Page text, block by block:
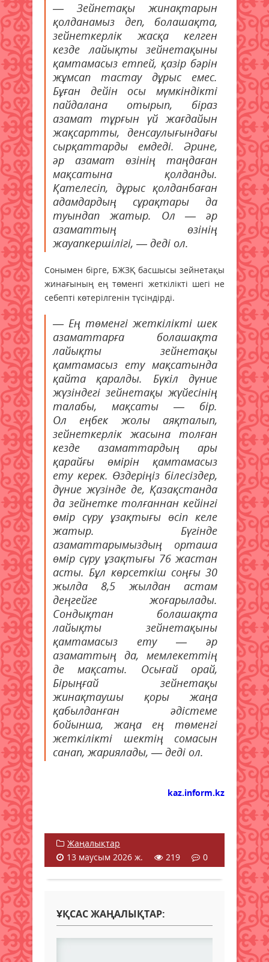
— Зейнетақы жинақтарын
қолданамыз деп, болашақта,
зейнеткерлік жасқа келген
кезде лайықты зейнетақыны
қамтамасыз етпей, қазір бәрін
жұмсап тастау дұрыс емес.
Бұған дейін осы мүмкіндікті
пайдалана отырып, біраз
азамат тұрғын үй жағдайын
жақсартты, денсаулығындағы
сырқаттарды емдеді. Әрине,
әр азамат өзінің таңдаған
мақсатына қолданды.
Қателесіп, дұрыс қолданбаған
адамдардың сұрақтары да
туындап жатыр. Ол — әр
азаматтың өзінің
жауапкершілігі, — деді ол.
Сонымен бірге, БЖЗҚ басшысы зейнетақы
жинағының ең төменгі жеткілікті шегі не
себепті көтерілгенін түсіндірді.
— Ең төменгі жеткілікті шек
азаматтарға болашақта
лайықты зейнетақы
қамтамасыз ету мақсатында
қайта қаралды. Бүкіл дүние
жүзіндегі зейнетақы жүйесінің
талабы, мақсаты — бір.
Ол еңбек жолы аяқталып,
зейнеткерлік жасына толған
кезде азаматтардың ары
қарайғы өмірін қамтамасыз
ету керек. Өздеріңіз білесіздер,
дүние жүзінде де, Қазақстанда
да зейнетке толғаннан кейінгі
өмір сүру ұзақтығы өсіп келе
жатыр. Бүгінде
азаматтарымыздың орташа
өмір сүру ұзақтығы 76 жастан
асты. Бұл көрсеткіш соңғы 30
жылда 8,5 жылдан астам
деңгейге жоғарылады.
Сондықтан болашақта
лайықты зейнетақыны
қамтамасыз ету — әр
азаматтың да, мемлекеттің
де мақсаты. Осығай орай,
Бірыңғай зейнетақы
жинақтаушы қоры жаңа
қабылданған әдістеме
бойынша, жаңа ең төменгі
жеткілікті шектің сомасын
санап, жариялады, — деді ол.
kaz.inform.kz
Жаңалықтар
13 маусым 2026 ж.
219 0
ҰҚСАС ЖАҢАЛЫҚТАР: